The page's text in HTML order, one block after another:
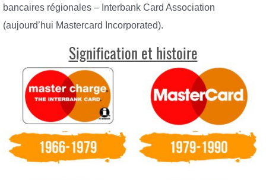
bancaires régionales – Interbank Card Association
(aujourd’hui Mastercard Incorporated).
Signification et histoire